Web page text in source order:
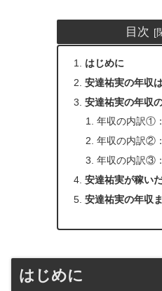
目次
はじめに
安達祐実の年収
安達祐実の年収
年収の内訳①
年収の内訳②
年収の内訳③
安達祐実が稼い
安達祐実の年収
はじめに